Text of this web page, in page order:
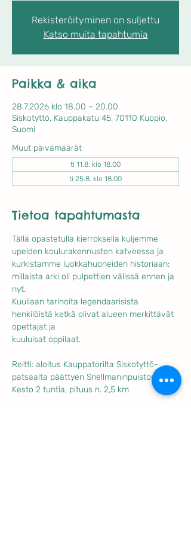
Rekisteröityminen on suljettu
Katso muita tapahtumia
Paikka & aika
28.7.2026 klo 18.00 – 20.00
Siskotyttö, Kauppakatu 45, 70110 Kuopio,
Suomi
Muut päivämäärät
ti 11.8. klo 18.00
ti 25.8. klo 18.00
Tietoa tapahtumasta
Tällä opastetulla kierroksella kuljemme
upeiden koulurakennusten katveessa ja
kurkistamme luokkahuoneiden historiaan:
millaista arki oli pulpettien välissä ennen ja
nyt.
Kuullaan tarinoita legendaarisista
henkilöistä ketkä olivat alueen merkittävät
opettajat ja
kuuluisat oppilaat.
Reitti: aloitus Kauppatorilta Siskotyttö-
patsaalta päättyen Snellmaninpuistoon
Kesto 2 tuntia, pituus n. 2,5 km